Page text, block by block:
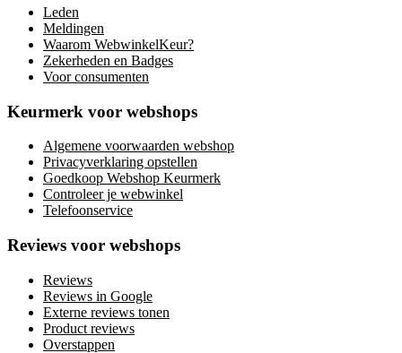
Leden
Meldingen
Waarom WebwinkelKeur?
Zekerheden en Badges
Voor consumenten
Keurmerk voor webshops
Algemene voorwaarden webshop
Privacyverklaring opstellen
Goedkoop Webshop Keurmerk
Controleer je webwinkel
Telefoonservice
Reviews voor webshops
Reviews
Reviews in Google
Externe reviews tonen
Product reviews
Overstappen